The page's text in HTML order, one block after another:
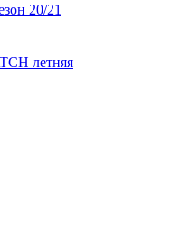
20/21
летняя